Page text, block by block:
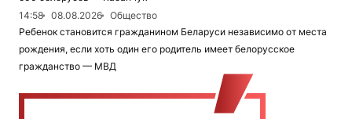
14:58
08.08.2026
Общество
Ребенок становится гражданином Беларуси независимо от места
рождения, если хоть один его родитель имеет белорусское
гражданство — МВД